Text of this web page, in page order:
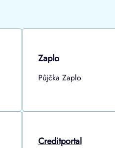
Zaplo
Půjčka Zaplo
Creditportal